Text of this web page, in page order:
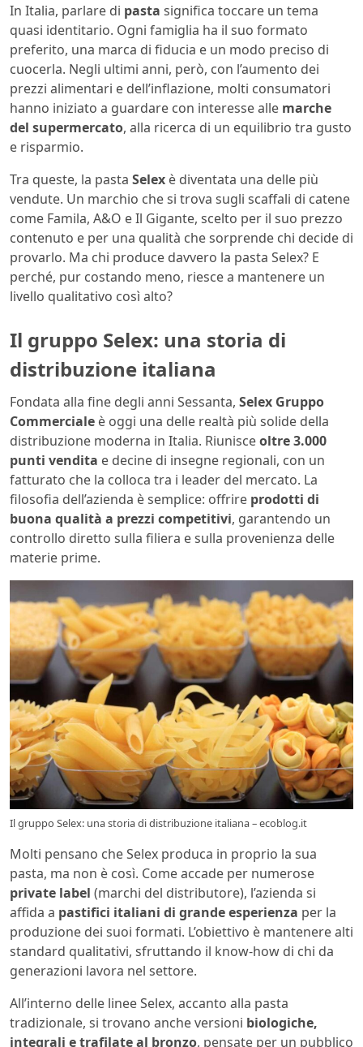
In Italia, parlare di pasta significa toccare un tema
quasi identitario. Ogni famiglia ha il suo formato
preferito, una marca di fiducia e un modo preciso di
cuocerla. Negli ultimi anni, però, con l’aumento dei
prezzi alimentari e dell’inflazione, molti consumatori
hanno iniziato a guardare con interesse alle marche
del supermercato, alla ricerca di un equilibrio tra gusto
e risparmio.
Tra queste, la pasta Selex è diventata una delle più
vendute. Un marchio che si trova sugli scaffali di catene
come Famila, A&O e Il Gigante, scelto per il suo prezzo
contenuto e per una qualità che sorprende chi decide di
provarlo. Ma chi produce davvero la pasta Selex? E
perché, pur costando meno, riesce a mantenere un
livello qualitativo così alto?
Il gruppo Selex: una storia di
distribuzione italiana
Fondata alla fine degli anni Sessanta, Selex Gruppo
Commerciale è oggi una delle realtà più solide della
distribuzione moderna in Italia. Riunisceoltre 3.000
punti vendita e decine di insegne regionali, con un
fatturato che la colloca tra i leader del mercato. La
filosofia dell’azienda è semplice: offrire prodotti di
buona qualità a prezzi competitivi, garantendo un
controllo diretto sulla filiera e sulla provenienza delle
materie prime.
Il gruppo Selex: una storia di distribuzione italiana – ecoblog.it
Molti pensano che Selex produca in proprio la sua
pasta, ma non è così. Come accade per numerose
private label (marchi del distributore), l’azienda si
affida a pastifici italiani di grande esperienza per la
produzione dei suoi formati. L’obiettivo è mantenere alti
standard qualitativi, sfruttando il know-how di chi da
generazioni lavora nel settore.
All’interno delle linee Selex, accanto alla pasta
tradizionale, si trovano anche versioni biologiche,
integrali e trafilate al bronzo, pensate per un pubblico